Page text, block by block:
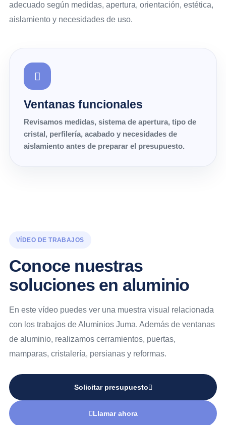
adecuado según medidas, apertura, orientación, estética,
aislamiento y necesidades de uso.
Ventanas funcionales
Revisamos medidas, sistema de apertura, tipo de
cristal, perfilería, acabado y necesidades de
aislamiento antes de preparar el presupuesto.
VÍDEO DE TRABAJOS
Conoce nuestras
soluciones en aluminio
En este vídeo puedes ver una muestra visual relacionada
con los trabajos de Aluminios Juma. Además de ventanas
de aluminio, realizamos cerramientos, puertas,
mamparas, cristalería, persianas y reformas.
Solicitar presupuesto
Llamar ahora